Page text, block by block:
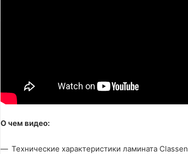
О чем видео:
Технические характеристики ламината Classen